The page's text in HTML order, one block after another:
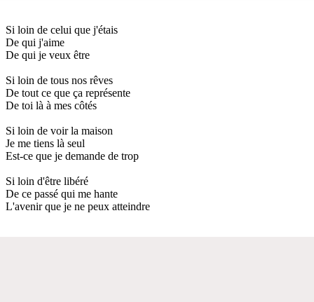
Si loin de celui que j'étais
De qui j'aime
De qui je veux être
Si loin de tous nos rêves
De tout ce que ça représente
De toi là à mes côtés
Si loin de voir la maison
Je me tiens là seul
Est-ce que je demande de trop
Si loin d'être libéré
De ce passé qui me hante
L'avenir que je ne peux atteindre